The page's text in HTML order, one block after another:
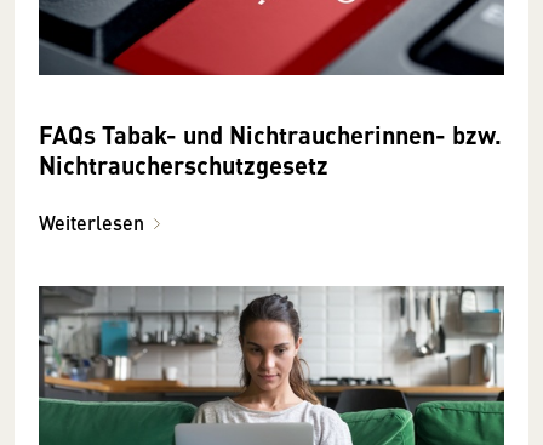
FAQs Tabak- und Nichtraucherinnen- bzw.
Nichtraucherschutzgesetz
Weiterlesen